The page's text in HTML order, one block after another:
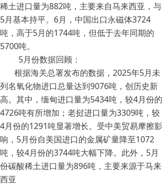
稀土进口量为882吨，主要来自马来西亚，与
5月基本持平。6月，中国出口永磁体3724
吨，高于5月的1744吨，但低于去年同期的
5700吨。
5月份数据回顾：
根据海关总署发布的数据，2025年5月未
列名氧化物进口总量达到9076吨，创历史新
高。其中，缅甸进口量为5434吨，较4月份的
4726吨有所增加；老挝进口量为3309吨，较
4月份的1291吨显著增长。受中美贸易摩擦影
响，5月份自美国进口的金属矿量降至1072
吨，较4月份的3744吨大幅下降。此外，5月
份碳酸稀土进口量为896吨，主要来源于马来
西亚